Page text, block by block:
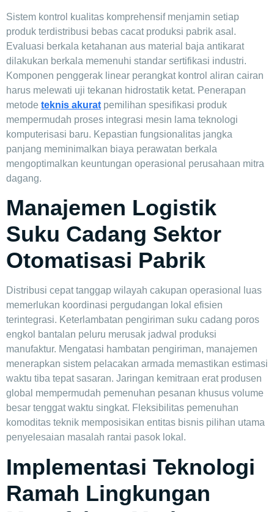
Sistem kontrol kualitas komprehensif menjamin setiap
produk terdistribusi bebas cacat produksi pabrik asal.
Evaluasi berkala ketahanan aus material baja antikarat
dilakukan berkala memenuhi standar sertifikasi industri.
Komponen penggerak linear perangkat kontrol aliran cairan
harus melewati uji tekanan hidrostatik ketat. Penerapan
metode teknis akurat pemilihan spesifikasi produk
mempermudah proses integrasi mesin lama teknologi
komputerisasi baru. Kepastian fungsionalitas jangka
panjang meminimalkan biaya perawatan berkala
mengoptimalkan keuntungan operasional perusahaan mitra
dagang.
Manajemen Logistik
Suku Cadang Sektor
Otomatisasi Pabrik
Distribusi cepat tanggap wilayah cakupan operasional luas
memerlukan koordinasi pergudangan lokal efisien
terintegrasi. Keterlambatan pengiriman suku cadang poros
engkol bantalan peluru merusak jadwal produksi
manufaktur. Mengatasi hambatan pengiriman, manajemen
menerapkan sistem pelacakan armada memastikan estimasi
waktu tiba tepat sasaran. Jaringan kemitraan erat produsen
global mempermudah pemenuhan pesanan khusus volume
besar tenggat waktu singkat. Fleksibilitas pemenuhan
komoditas teknik memposisikan entitas bisnis pilihan utama
penyelesaian masalah rantai pasok lokal.
Implementasi Teknologi
Ramah Lingkungan